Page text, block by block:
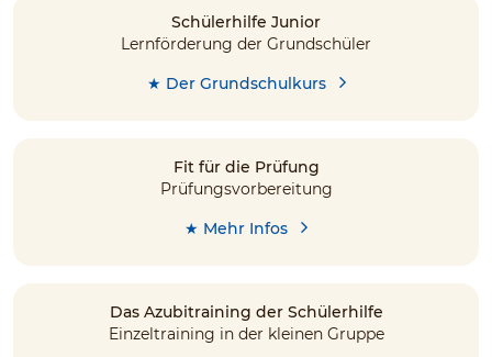
Schülerhilfe Junior
Lernförderung der Grundschüler
★ Der Grundschulkurs
Fit für die Prüfung
Prüfungsvorbereitung
★ Mehr Infos
Das Azubitraining der Schülerhilfe
Einzeltraining in der kleinen Gruppe